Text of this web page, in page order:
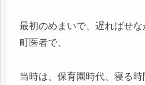
最初のめまいで、遅ればせ
町医者で、
当時は、保育園時代、寝る時